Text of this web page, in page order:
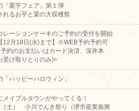
「栗芋フェア」第１弾
れるお芋と栗の大収穫祭
レーションケーキのご予約の受付を開始
12月18日(水)まで】※WEB予約予約可
約のお支払いはカード決済、深井本
受け取りとりのみ)>
「ハッピーハロウィン」
メイプルタウンがやってくる！
土） 小川でんき祭り（堺市産業振興